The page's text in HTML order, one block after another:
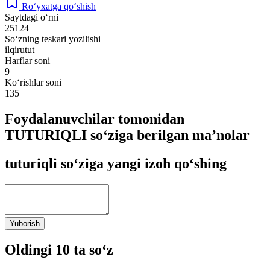
Ro‘yxatga qo‘shish
Saytdagi o‘rni
25124
So‘zning teskari yozilishi
ilqirutut
Harflar soni
9
Ko‘rishlar soni
135
Foydalanuvchilar tomonidan
TUTURIQLI so‘ziga berilgan ma’nolar
tuturiqli so‘ziga yangi izoh qo‘shing
Yuborish
Oldingi 10 ta so‘z